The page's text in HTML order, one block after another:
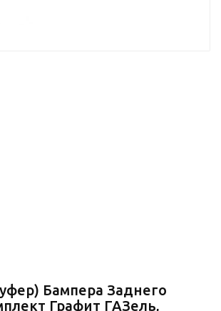
Бампера Заднего
Графит ГАЗель,